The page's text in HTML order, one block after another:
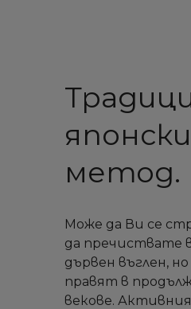
японски
метод.
Може да Ви се
да пречиствате
дървен въглен,
правят в
векове.